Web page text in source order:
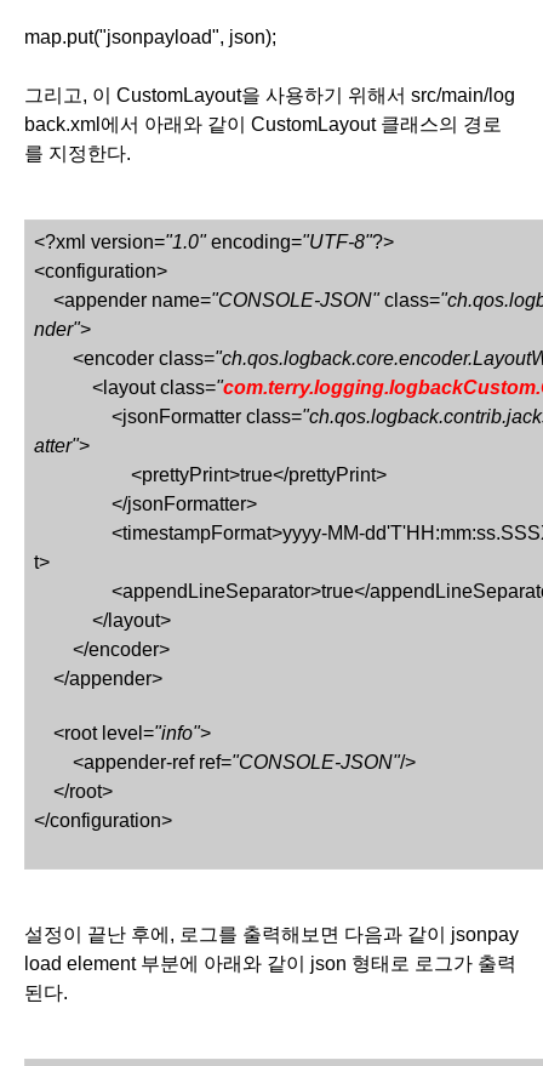
map.put("jsonpayload", json);
그리고, 이 CustomLayout을 사용하기 위해서 src/main/log
back.xml에서 아래와 같이 CustomLayout 클래스의 경로
를 지정한다.
<?xml version="1.0" encoding="UTF-8"?>
<configuration>
<appender name="CONSOLE-JSON" class=
nder">
<encoder class=
<layout class="
<jsonFormatter class=
atter">
<prettyPrint>true</prettyPrint>
</jsonFormatter>
t>
<appendLineSeparator>true</
</layout>
</encoder>
</appender>
<root level="info">
<appender-ref ref="CONSOLE-JSON"/>
</root>
</configuration>
설정이 끝난 후에, 로그를 출력해보면 다음과 같이 jsonpay
load element 부분에 아래와 같이 json 형태로 로그가 출력
된다.